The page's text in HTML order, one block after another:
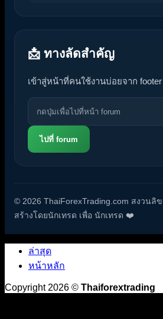
📩 ทางลัดสำคัญ
เข้าสู่หน้าที่คนใช้งานบ่อยจาก
ไปที่ forum
© 2026 ThaiForexTrading.com สงวนลิ
สร้างโดยนักเทรด เพื่อ นักเทรด ❤️
ล่าสุด
หน้าหลัก
Copyright 2026 © Thaiforextrading